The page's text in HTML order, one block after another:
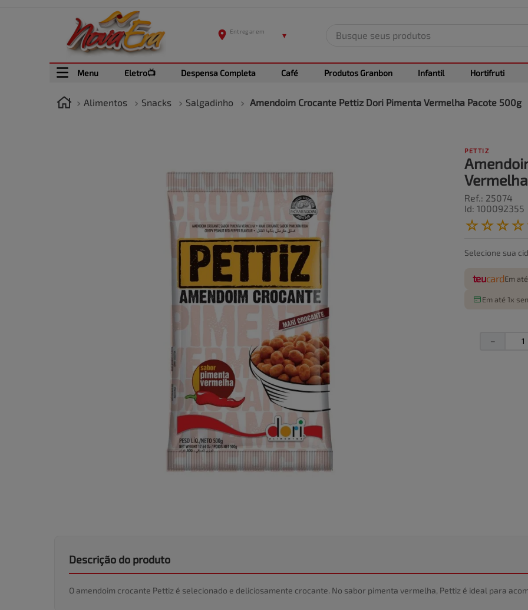
Menu Eletro📺 Despensa Completa Café Produtos Granbon Infantil Hortifruti
Alimentos Snacks Salgadinho Amendoim Crocante Pettiz Dori Pimenta Vermelha Pacote 500g
PETTIZ
Ref.: 25074
Id: 100092355
☆☆☆☆
Selecione sua
teucardEm
Em até 1x
－
Descrição do produto
O amendoim crocante Pettiz é selecionado e deliciosamente crocante. No sabor pimenta vermelha, Pettiz é ideal para
1
leite
º